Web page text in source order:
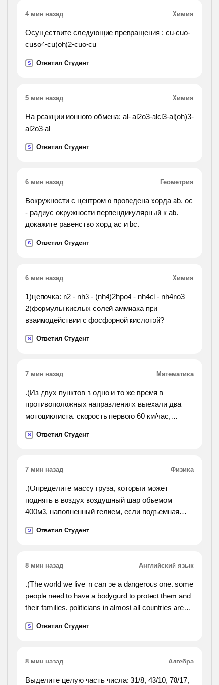
4 мин назад Химия
Осуществите следующие превращения : cu-cuo-
cuso4-cu(oh)2-cuo-cu
S Ответил Студент
5 мин назад Химия
На реакции ионного обмена: al- al2o3-alcl3-al(oh)3-
al2o3-al
S Ответил Студент
6 мин назад Геометрия
Вокружности с центром o проведена хорда ab. oc
- радиус окружности перпендикулярный к ab.
докажите равенство хорд ac и bc.
S Ответил Студент
6 мин назад Химия
1)цепочка: n2 - nh3 - (nh4)2hpo4 - nh4cl - nh4no3
2)формулы кислых солей аммиака при
взаимодействии с фосфорной кислотой?
S Ответил Студент
7 мин назад Математика
.(Из двух пунктов в одно и то же время в
противоположных направлениях выехали два
мотоциклиста. скорость первого 60 км/час,
расстояние между пунктами, если известно, что
S Ответил Студент
7 мин назад Физика
.(Определите массу груза, который может
поднять в воздух воздушный шар обьемом
400м3, наполненный гелием, если подъемная
S Ответил Студент
8 мин назад Английский язык
.(The world we live in can be a dangerous one. some
people need to have a bodygurd to protect them and
their families. politicians in almost all countries are
states never goes anywhere without secret service
dangerousjob. good bodyguards are prepared to risk
their own lives to protect their clients. some
S Ответил Студент
8 мин назад Алгебра
Выделите целую часть числа: 31/8, 43/10, 78/17,